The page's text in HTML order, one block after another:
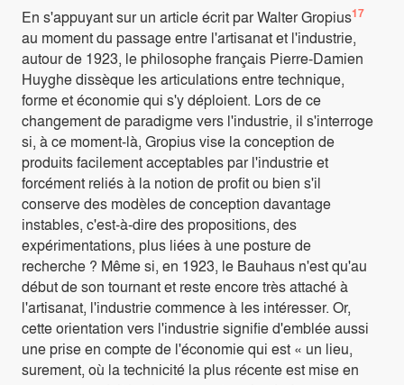
En s'appuyant sur un article écrit par Walter Gropius17
au moment du passage entre l'artisanat et l'industrie,
autour de 1923, le philosophe français Pierre-Damien
Huyghe dissèque les articulations entre technique,
forme et économie qui s'y déploient. Lors de ce
changement de paradigme vers l'industrie, il s'interroge
si, à ce moment-là, Gropius vise la conception de
produits facilement acceptables par l'industrie et
forcément reliés à la notion de profit ou bien s'il
conserve des modèles de conception davantage
instables, c'est-à-dire des propositions, des
expérimentations, plus liées à une posture de
recherche ? Même si, en 1923, le Bauhaus n'est qu'au
début de son tournant et reste encore très attaché à
l'artisanat, l'industrie commence à les intéresser. Or,
cette orientation vers l'industrie signifie d'emblée aussi
une prise en compte de l'économie qui est « un lieu,
surement, où la technicité la plus récente est mise en